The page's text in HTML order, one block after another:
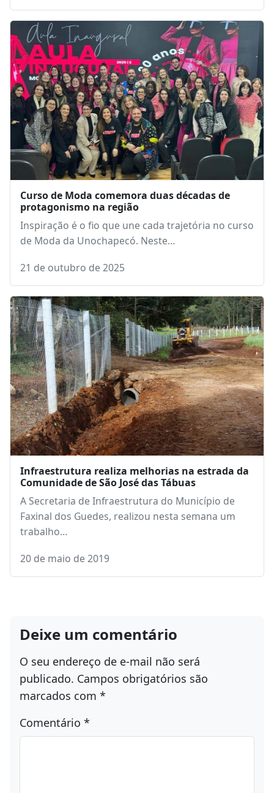
Curso de Moda comemora duas décadas de
protagonismo na região
Inspiração é o fio que une cada trajetória no curso
de Moda da Unochapecó. Neste…
21 de outubro de 2025
Infraestrutura realiza melhorias na estrada da
Comunidade de São José das Tábuas
A Secretaria de Infraestrutura do Município de
Faxinal dos Guedes, realizou nesta semana um
trabalho…
20 de maio de 2019
Deixe um comentário
O seu endereço de e-mail não será
publicado. Campos obrigatórios são
marcados com *
Comentário *